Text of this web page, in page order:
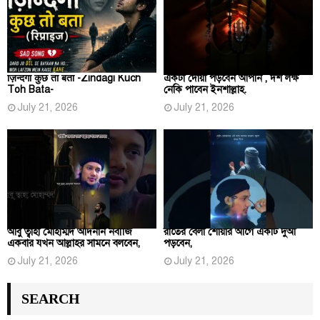
ज़िन्दगी कुछ तो बता -Zindagi Kuch
Toh Bata-
July 21, 2026
একটা দোয়া পড়বেন আপনি , দশ লক্ষ
নেকি পাবেন ইনশাল্লাহ.
July 21, 2026
আবু ত্বাহা মোহাম্মদ আদনান নবীজি
একবার যখন আল্লাহর সামনে বলবেন,
July 21, 2026
রাতের বেলা শোয়ার আগে একটি দুআ
পড়বেন,
July 21, 2026
SEARCH